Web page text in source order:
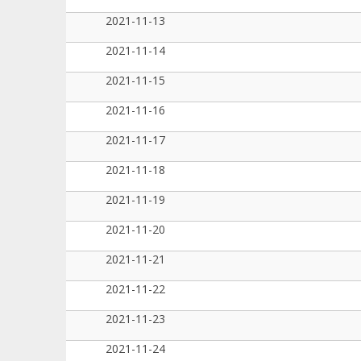
2021-11-13
2021-11-14
2021-11-15
2021-11-16
2021-11-17
2021-11-18
2021-11-19
2021-11-20
2021-11-21
2021-11-22
2021-11-23
2021-11-24